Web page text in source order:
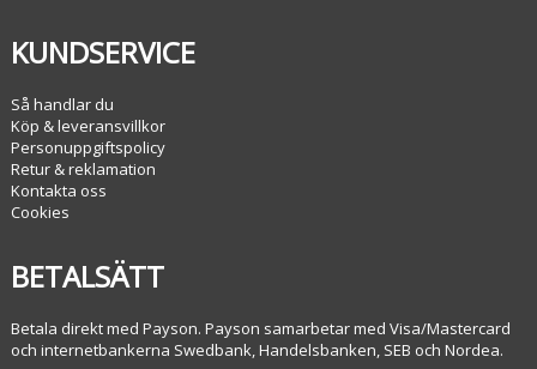
KUNDSERVICE
Så handlar du
Köp & leveransvillkor
Personuppgiftspolicy
Retur & reklamation
Kontakta oss
Cookies
BETALSÄTT
Betala direkt med Payson. Payson samarbetar med Visa/Mastercard
och internetbankerna Swedbank, Handelsbanken, SEB och Nordea.